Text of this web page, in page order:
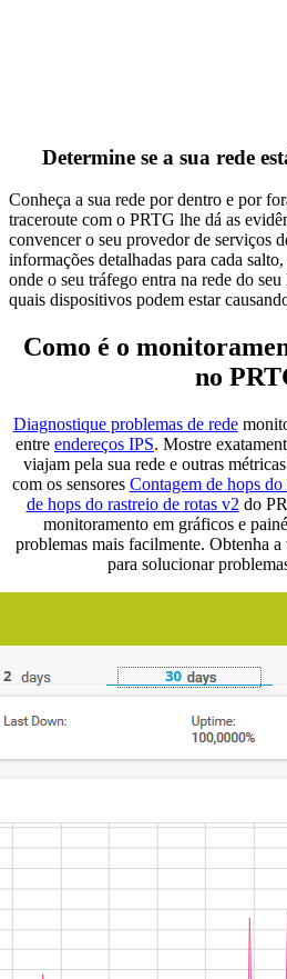
Determine se a sua rede
Conheça a sua rede por dentro e por
traceroute com o PRTG lhe dá as
convencer o seu provedor de serviços
informações detalhadas para cada
onde o seu tráfego entra na rede do
quais dispositivos podem estar
Como é o
no
Diagnostique problemas de rede
entre endereços IPS. Mostre
viajam pela sua rede e outras
com os sensores Contagem de hops do
de hops do rastreio de rotas v2 do
monitoramento em gráficos e
problemas mais facilmente. Obtenha
para solucionar